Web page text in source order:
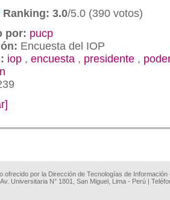
Ranking: 3.0/5.0 (390 votos)
por: pucp
Encuesta del IOP
iop , encuesta , presidente ,
ofrecido por la Dirección de Tecnologías de
Av. Universitaria N° 1801, San Miguel, Lima - Perú |